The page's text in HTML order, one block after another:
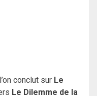
conclut sur Le
Le Dilemme de la